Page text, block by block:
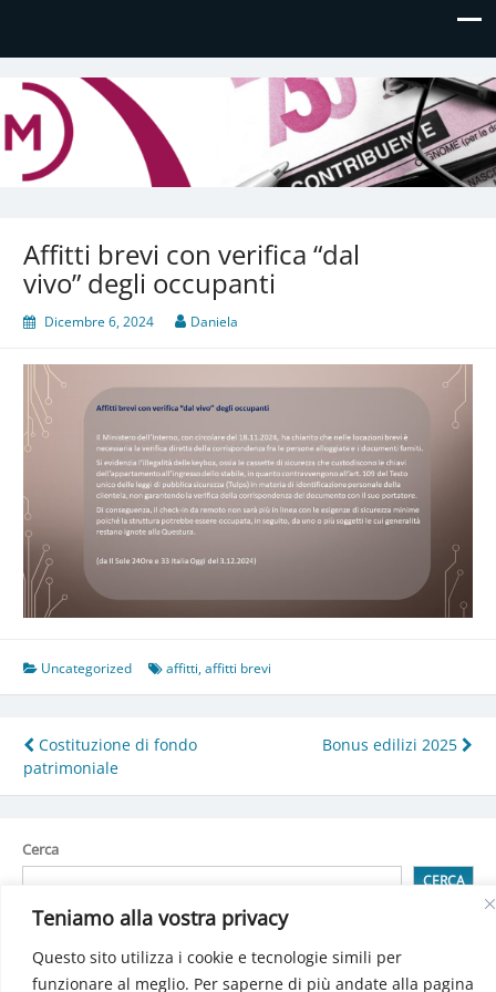
Teniamo alla vostra privacy
Questo sito utilizza i cookie e tecnologie simili per
funzionare al meglio. Per saperne di più andate alla pagina
Daniela Manfè
Daniela Manfè Studio di consulenza amministrativa,
contabile, tributaria e fiscale
Affitti brevi con verifica “dal
vivo” degli occupanti
Dicembre 6, 2024 Daniela
Uncategorized affitti,affitti brevi
Navigazione
articoli
Costituzione di fondo
patrimoniale
Bonus edilizi 2025
Cerca
CERCA
Detrazioni spese attività sportiva praticata dai ragazzi